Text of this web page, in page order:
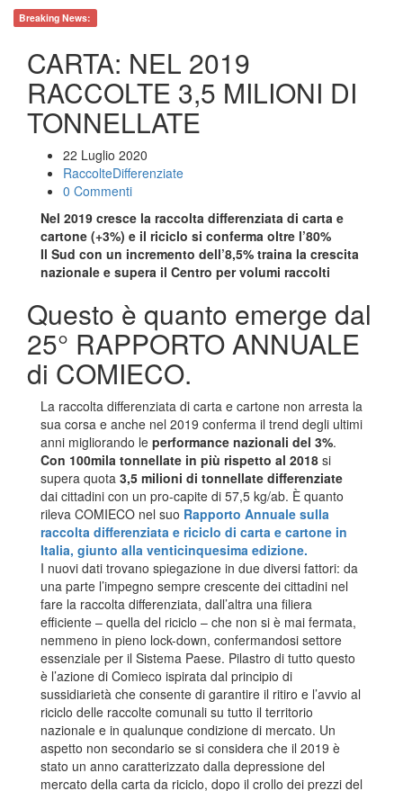
Breaking News:
CARTA: NEL 2019
RACCOLTE 3,5 MILIONI DI
TONNELLATE
22 Luglio 2020
RaccolteDifferenziate
0 Commenti
Nel 2019 cresce la raccolta differenziata di carta e
cartone (+3%) e il riciclo si conferma oltre l’80%
Il Sud con un incremento dell’8,5% traina la crescita
nazionale e supera il Centro per volumi raccolti
Questo è quanto emerge dal
25° RAPPORTO ANNUALE
di COMIECO.
La raccolta differenziata di carta e cartone non arresta la
sua corsa e anche nel 2019 conferma il trend degli ultimi
anni migliorando le performance nazionali del 3%.
Con 100mila tonnellate in più rispetto al 2018 si
supera quota 3,5 milioni di tonnellate differenziate
dai cittadini con un pro-capite di 57,5 kg/ab. È quanto
rileva COMIECO nel suo Rapporto Annuale sulla
raccolta differenziata e riciclo di carta e cartone in
Italia, giunto alla venticinquesima edizione.
I nuovi dati trovano spiegazione in due diversi fattori: da
una parte l’impegno sempre crescente dei cittadini nel
fare la raccolta differenziata, dall’altra una filiera
efficiente – quella del riciclo – che non si è mai fermata,
nemmeno in pieno lock-down, confermandosi settore
essenziale per il Sistema Paese. Pilastro di tutto questo
è l’azione di Comieco ispirata dal principio di
sussidiarietà che consente di garantire il ritiro e l’avvio al
riciclo delle raccolte comunali su tutto il territorio
nazionale e in qualunque condizione di mercato. Un
aspetto non secondario se si considera che il 2019 è
stato un anno caratterizzato dalla depressione del
mercato della carta da riciclo, dopo il crollo dei prezzi del